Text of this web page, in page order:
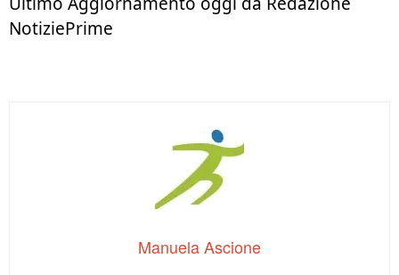
NotiziePrime
Manuela Ascione